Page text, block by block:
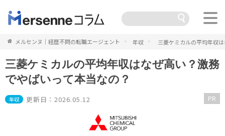
メルセンヌ｜経歴不問の転職エージェント 年収 三菱ケミカルの平均年収
三菱ケミカルの平均年収はなぜ高い？激務
でやばいって本当なの？
年収 更新日：2026.05.12 PR